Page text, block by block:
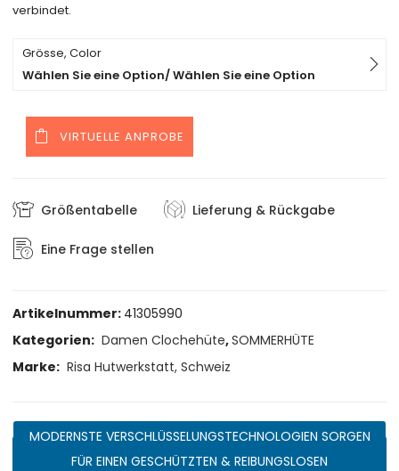
verbindet.
Grösse, Color
Wählen Sie eine Option/ Wählen Sie eine Option
VIRTUELLE ANPROBE
Größentabelle Lieferung & Rückgabe
Eine Frage stellen
Artikelnummer: 41305990
Kategorien: Damen Clochehüte,SOMMERHÜTE
Marke: Risa Hutwerkstatt, Schweiz
MODERNSTE VERSCHLÜSSELUNGSTECHNOLOGIEN SORGEN
FÜR EINEN GESCHÜTZTEN & REIBUNGSLOSEN